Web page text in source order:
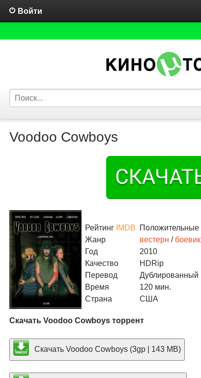
Войти
Voodoo Cowboys
Рейтинг IMDB Положительные
Жанр
вестерн / боевик
Год
2010
Качество
HDRip
Перевод
Дублированный
Время
120 мин.
Страна
США
Скачать Voodoo Cowboys торрент
Скачать Voodoo Cowboys (3gp | 143 MB)